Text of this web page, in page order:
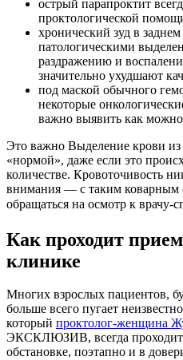
острый парапроктит
проктологической
хронический зуд в
патологическими
раздражению и
значительно ухудшают
под маской обычного
некоторые
важно выявить как
Это важно Выделение крови
«нормой», даже если это
количестве. Кровоточивость
внимания — с таким коварным
обращаться на осмотр к врачу-
Как проходит
клинике
Многих взрослых пациентов,
больше всего пугает
который проктолог-женщина
ЭКСКЛЮЗИВ, всегда проходит
обстановке, поэтапно и в